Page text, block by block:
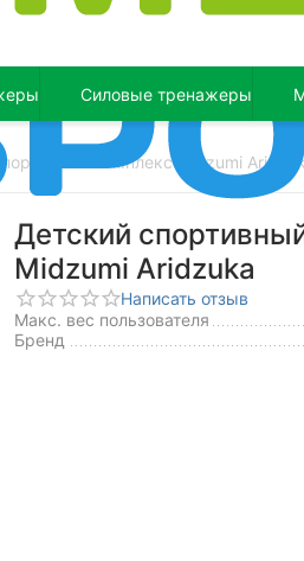
Силовые тренажеры
комплекс Midzumi
Детский
Midzumi Aridzuka
Написать отзыв
Макс. вес пользователя
Бренд